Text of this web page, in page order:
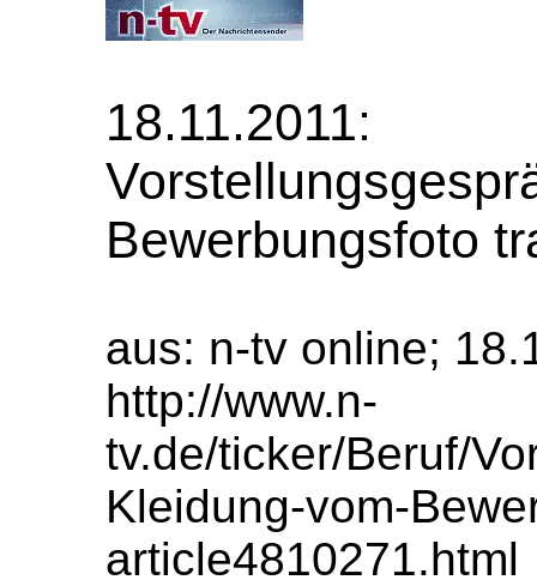
Bewerbungsfoto
aus: n-tv online;
http://www.n-
tv.de/ticker/Beruf/
Kleidung-vom-
article4810271.html